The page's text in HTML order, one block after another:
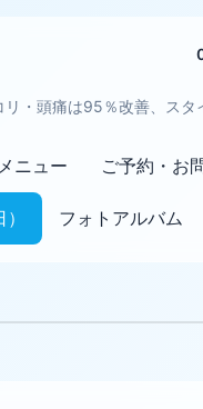
リ・頭痛は95％改善、スタ
メニュー ご予約・お
フォトアルバム